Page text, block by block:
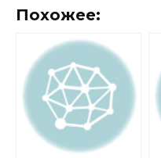
Похожее: